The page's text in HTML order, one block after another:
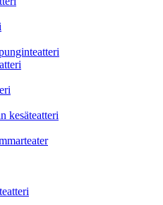
kesäteatteri